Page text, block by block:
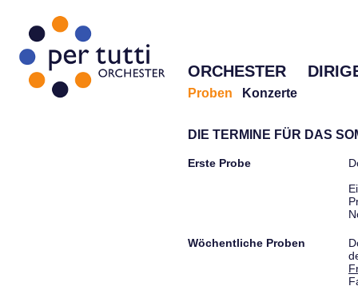
ORCHESTER
Proben Konzerte
DIE TERMINE FÜR DAS
Erste Probe
Wöchentliche Proben